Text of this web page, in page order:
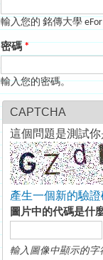
輸入您的 銘傳大學
密碼 *
輸入您的密碼。
CAPTCHA
這個問題是測試
產生一個新的驗證
圖片中的代碼是什
輸入圖像中顯示的字